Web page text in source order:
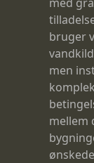
bruger
men
mellem